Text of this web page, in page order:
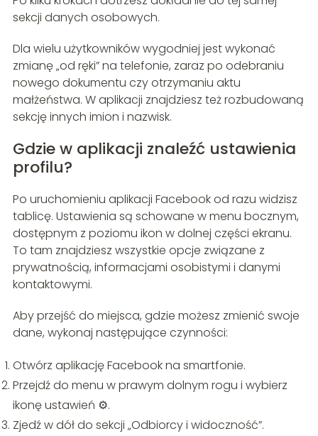
sekcji danych osobowych.
Dla wielu użytkowników wygodniej jest wykonać
zmianę „od ręki” na telefonie, zaraz po odebraniu
nowego dokumentu czy otrzymaniu aktu
małżeństwa. W aplikacji znajdziesz też rozbudowaną
sekcję innych imion i nazwisk.
Gdzie w aplikacji znaleźć ustawienia
profilu?
Po uruchomieniu aplikacji Facebook od razu widzisz
tablicę. Ustawienia są schowane w menu bocznym,
dostępnym z poziomu ikon w dolnej części ekranu.
To tam znajdziesz wszystkie opcje związane z
prywatnością, informacjami osobistymi i danymi
kontaktowymi.
Aby przejść do miejsca, gdzie możesz zmienić swoje
dane, wykonaj następujące czynności:
Otwórz aplikację Facebook na smartfonie.
Przejdź do menu w prawym dolnym rogu i wybierz
ikonę ustawień ⚙️.
Zjedź w dół do sekcji „Odbiorcy i widoczność”.